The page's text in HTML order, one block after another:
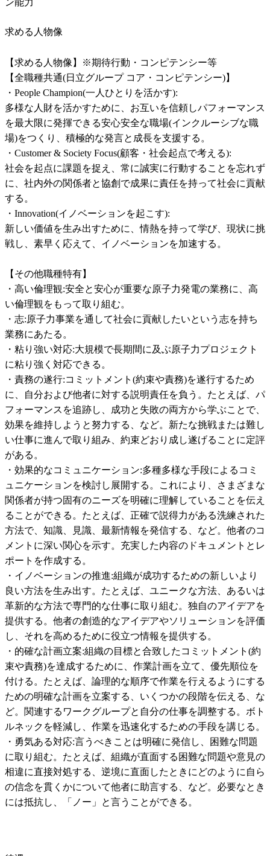
求める人物像
【求める人物像】※期待行動・コンピテンシー等
【全職種共通(日立グループ コア・コンピテンシー)】
・People Champion(一人ひとりを活かす):
多様な人財を活かすために、お互いを信頼しパフォーマンス
を最大限に発揮できる安心安全な職場(インクルーシブな職
場)をつくり、積極的な発言と成長を支援する。
・Customer & Society Focus(顧客・社会起点で考える):
社会を起点に課題を捉え、常に誠実に行動することを忘れず
に、社内外の関係者と協創で成果に責任を持って社会に貢献
する。
・Innovation(イノベーションを起こす):
新しい価値を生み出すために、情熱を持って学び、現状に挑
戦し、素早く応えて、イノベーションを加速する。
【その他職種特有】
・高い倫理観:安全と安心が重要な原子力発電の業務に、高
い倫理観をもって取り組む。
・志:原子力事業を通して社会に貢献したいという志を持ち
業務にあたる。
・粘り強い対応:大規模で長期間に及ぶ原子力プロジェクト
に粘り強く対応できる。
・責務の遂行:コミットメント(約束や責務)を遂行するため
に、自分および他者に対する説明責任を負う。たとえば、パ
フォーマンスを追跡し、成功と失敗の両方から学ぶことで、
効果を維持しようと努力する、など。新たな挑戦または難し
い仕事に進んで取り組み、約束どおり成し遂げることに定評
がある。
・効果的なコミュニケーション:多種多様な手段によるコミ
ュニケーションを検討し展開する。これにより、さまざまな
関係者が持つ固有のニーズを明確に理解していることを伝え
ることができる。たとえば、正確で説得力がある洗練された
方法で、知識、見識、最新情報を発信する、など。他者のコ
メントに深い関心を示す。充実した内容のドキュメントとレ
ポートを作成する。
・イノベーションの推進:組織が成功するための新しいより
良い方法を生み出す。たとえば、ユニークな方法、あるいは
革新的な方法で専門的な仕事に取り組む。独自のアイデアを
提供する。他者の創造的なアイデアやソリューションを評価
し、それを高めるために役立つ情報を提供する。
・的確な計画立案:組織の目標と合致したコミットメント(約
束や責務)を達成するために、作業計画を立て、優先順位を
付ける。たとえば、論理的な順序で作業を行えるようにする
ための明確な計画を立案する、いくつかの段階を伝える、な
ど。関連するワークグループと自分の仕事を調整する。ボト
ルネックを軽減し、作業を迅速化するための手段を講じる。
・勇気ある対応:言うべきことは明確に発信し、困難な問題
に取り組む。たとえば、組織が直面する困難な問題や意見の
相違に直接対処する、逆境に直面したときにどのように自ら
の信念を貫くかについて他者に助言する、など。必要なとき